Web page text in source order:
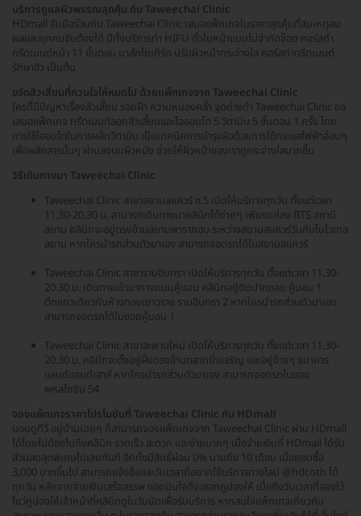
บริการดูแลผิวพรรณสุดคุ้ม กับ Taweechai Clinic
HDmall จับมือร่วมกับ Taweechai Clinic เสนอแพ็กเกจในราคาสุดคุ้มที่สมเหตุสม
ผลและทุกคนจับต้องได้ มีทั้งบริการทำ HIFU ทั่วใบหน้าแบบไม่จำกัดช็อต คอร์สทำ
ทรีตเมนต์หน้า 11 ขั้นตอน มาส์กโยเกิร์ต ปรับผิวหน้ากระจ่างใส คอร์สทำทรีตเมนต์
รักษาสิว เป็นต้น
ขจัดสิวเสี้ยนที่กวนใจให้หมดไป ด้วยแพ็กเกจจาก Taweechai Clinic
ใครที่มีปัญหาเรื่องสิวเสี้ยน รอยฝ้า ความหมองคล้ำ จุดด่างดำ Taweechai Clinic ขอ
เสนอแพ็กเกจ ทรีตเมนท์ลอกสิวเสี้ยนและไอออนโต 5 วิตามิน 5 ขั้นตอน 1 ครั้ง โดย
การใช้ไออนโตในการผลักวิตามิน เป็นเทคนิคการบำรุงผิวด้วยการใช้กระแสไฟฟ้าอ่อนๆ
เพื่อผลักสารนั้นๆ ผ่านลงบนผิวหนัง ช่วยให้ผิวหน้าของเราดูกระจ่างใสมากขึ้น
วิธีเดินทางมา Taweechai Clinic
Taweechai Clinic สาขาสยามสแควร์ ซ.5 เปิดให้บริการทุกวัน ตั้งแต่เวลา
11.30-20.30 น. สามารถเดินทางมาคลินิกได้ง่ายๆ เพียงแค่ลง BTS สถานี
สยาม คลินิกจะอยู่ตรงข้ามสยามพารากอน ระหว่างสยามสแควร์วันกับโนโวเทล
สยาม หากใครนำรถส่วนตัวมาเอง สามารถจอดรถได้ในสยามสแควร์
Taweechai Clinic สาขารามอินทรา เปิดให้บริการทุกวัน ตั้งแต่เวลา 11.30-
20.30 น. เดินทางเข้ามาทางถนนคู้บอน คลินิกอยู่ติดปากซอย คู้บอน 1
ตึกแถวเดียวกับห้างทองเยาวราช รามอินทรา 2 หากใครนำรถส่วนตัวมาเอง
สามารถจอดรถได้ในซอยคู้บอน 1
Taweechai Clinic สาขาสะพานใหม่ เปิดให้บริการทุกวัน ตั้งแต่เวลา 11.30-
20.30 น. คลินิกจะตั้งอยู่ฝั่งตรงข้ามตลาดยิ่งเจริญ และอยู่ข้างๆ ธนาคาร
แลนด์แอนด์เฮาส์ หากใครนำรถส่วนตัวมาเอง สามารถจอดรถในซอย
พหลโยธิน 54
จองแพ็กเกจราคาโปรโมชันที่ Taweechai Clinic กับ HDmall
นอนดูทีวี อยู่บ้านเฉยๆ ก็สามารถจองแพ็กเกจจาก Taweechai Clinic ผ่าน HDmall
ได้โดยไม่ต้องไปถึงคลินิก รวดเร็ว สะดวก และง่ายมากๆ เมื่อจ่ายเงินที่ HDmall ได้รับ
ส่วนลดสุดพิเศษไปเลยทันที อีกทั้งมีสิทธิ์ผ่อน 0% นานถึง 10 เดือน เมื่อยอดซื้อ
3,000 บาทขึ้นไป สามารถแจ้งชื่อและวันเวลาที่อยากใช้บริการทางไลน์ @hdcoth ได้
ทุกวัน หลังจากจ่ายเงินเสร็จสรรพ แอดมินใจดีจะออกคูปองให้ เมื่อถึงวันเวลาที่จองไว้
โชว์คูปองให้เจ้าหน้าที่คลินิกดูในวันนัดเพื่อรับบริการ หากสนใจแพ็กเกจเกี่ยวกับ